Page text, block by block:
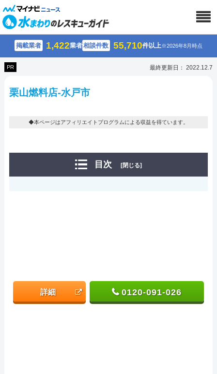
掲載業者 1,422業者相談件数 55,710件以上※2026年8月時点
PR 最終更新日： 2022.12.7
栗山燃料店-水戸市
◆本ページはアフィリエイトプログラムによる収益を得ています。
目次 [閉じる]
詳細 0120-091-026